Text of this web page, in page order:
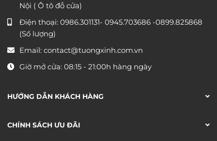
Nội ( Ô tô đỗ cửa)
Điện thoại: 0986.301131- 0945.703686 -0899.825868
(Số lượng)
Email: contact@tuongxinh.com.vn
Giờ mở cửa: 08:15 - 21:00h hàng ngày
HƯỚNG DẪN KHÁCH HÀNG
CHÍNH SÁCH ƯU ĐÃI